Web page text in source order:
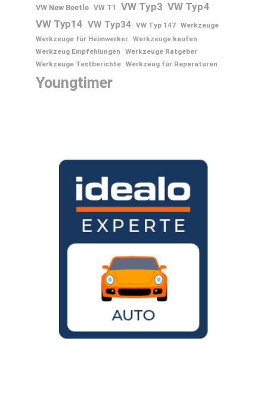
VW New Beetle VW T1 VW Typ3 VW Typ4
VW Typ14 VW Typ34 VW Typ 147 Werkzeuge
Werkzeuge für Heimwerker Werkzeuge kaufen
Werkzeug Empfehlungen
Werkzeuge Ratgeber
Werkzeuge Testberichte Werkzeug für Reparaturen
Youngtimer